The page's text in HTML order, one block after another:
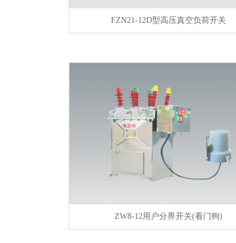
FZN21-12D型高压真空负荷开关
ZW8-12用户分界开关(看门狗)